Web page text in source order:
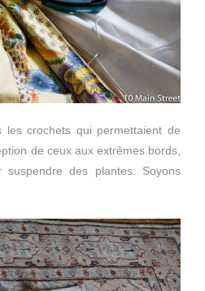
les crochets qui permettaient de
de ceux aux extrêmes bords,
des plantes. Soyons